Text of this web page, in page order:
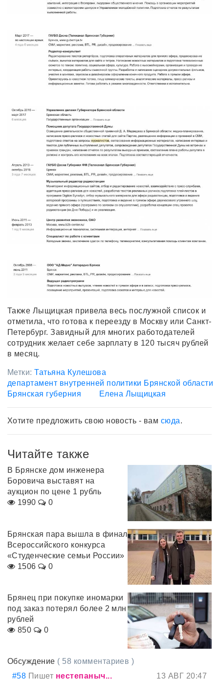
Также Лыщицкая привела весь послужной список и
отметила, что готова к переезду в Москву или Санкт-
Петербург. Завидный для многих работодателей
сотрудник желает себе зарплату в 120 тысяч рублей
в месяц.
Метки:Татьяна Кулешова
департамент внутренней политики Брянской области
Брянская губерния
Елена Лыщицкая
Хотите предложить свою новость - вам сюда.
Читайте также
В Брянске дом инженера
Боровича выставят на
аукцион по цене 1 рубль
1990
0
Брянская пара вышла в финал
Всероссийского конкурса
«Студенческие семьи России»
1506
0
Брянец при покупке иномарки
под заказ потерял более 2 млн
рублей
850
0
Обсуждение ( 58 комментариев )
#58 Пишет нестепаныч... 13 АВГ 20:47